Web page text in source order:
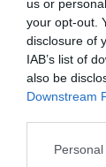
us or
your opt-out.
disclosure of
IAB’s list of
also be
Downstream
Tags
ΞΕΝΟΙ
Κάθε
την